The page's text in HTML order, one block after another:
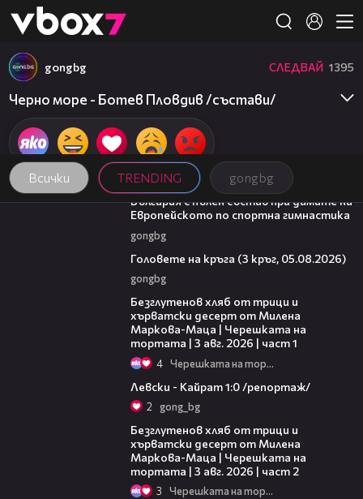
👾
Всички TRENDING gongbg
gongbg СЛЕДВАЙ 1395
Черно море - Ботев Пловдив /състави/
00:47
България с пълен състав при дамите на
Европейското по спортна гимнастика
gongbg
Головете на кръга (3 кръг, 05.08.2026)
gongbg
Безглутенов хляб от трици и
хърватски десерт от Милена
Маркова-Маца | Черешката на
тортата | 3 авг. 2026 | част 1
4 Черешката на тортата
Левски - Кайрат 1:0 /репортаж/
2 gong_bg
Безглутенов хляб от трици и
хърватски десерт от Милена
Маркова-Маца | Черешката на
тортата | 3 авг. 2026 | част 2
3 Черешката на тортата